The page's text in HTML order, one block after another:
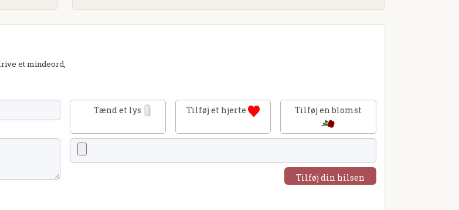
et mindeord,
Tænd et lys Tilføj et hjerte Tilføj en blomst
Tilføj din hilsen